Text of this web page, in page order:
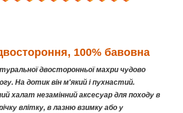
100% бавовна
двосторонньої махри чудово
На дотик він м'який і пухнастий.
халат незамінний аксесуар для походу в
влітку, в лазню взимку або у